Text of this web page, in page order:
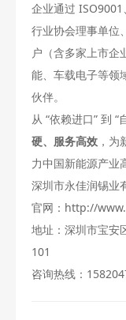
企业通过
行业协会理事单位
户（含多家上市企
能、车载电子等领
伙伴。
从 “依赖进口” 到 “
硬、服务高效 ，
力中国新能源产业
深圳市永佳润锡业
官网： http://
地址：深圳市宝安
101
咨询热线：